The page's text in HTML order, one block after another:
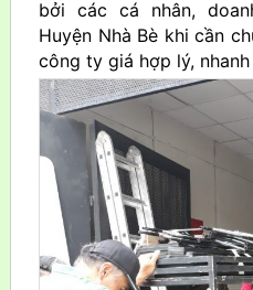
bởi các cá nhân,
Huyện Nhà Bè khi cần
công ty giá hợp lý,